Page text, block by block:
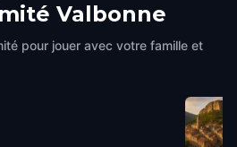
Valbonne
pour jouer avec votre famille et